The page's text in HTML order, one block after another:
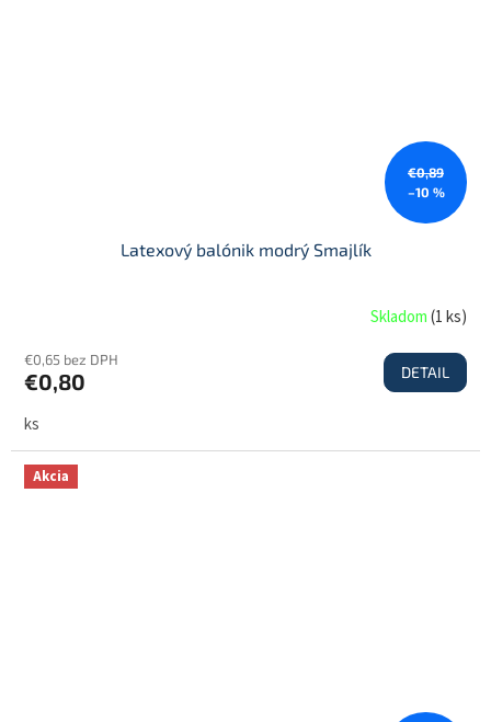
€0,89
–10 %
Latexový balónik modrý Smajlík
Skladom(1 ks)
€0,65 bez DPH
€0,80 DETAIL
ks
Akcia